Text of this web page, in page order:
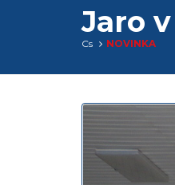
Jaro
Cs NOVINKA